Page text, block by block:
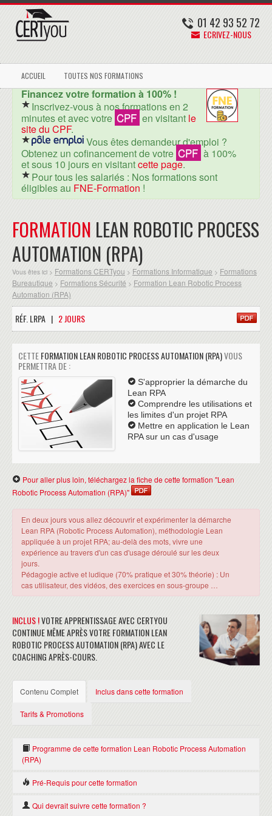
01 42 93 52 72
ECRIVEZ-NOUS
ACCUEIL TOUTES NOS FORMATIONS
Financez votre formation à 100% !
Inscrivez-vous à nos formations en 2
minutes et avec votre CPF en visitant le
site du CPF.
Vous êtes demandeur d'emploi ?
Obtenez un cofinancement de votre CPF à 100%
et sous 10 jours en visitantcette page.
Pour tous les salariés : Nos formations sont
éligibles au FNE-Formation !
FORMATION LEAN ROBOTIC PROCESS
AUTOMATION (RPA)
Vous êtes ici > Formations CERTyou > Formations Informatique > Formations
Bureautique > Formations Sécurité > Formation Lean Robotic Process
Automation (RPA)
RÉF. LRPA | 2 JOURS
CETTEFORMATION LEAN ROBOTIC PROCESS AUTOMATION (RPA)VOUS
PERMETTRA DE :
S'approprier la démarche du
Lean RPA
Comprendre les utilisations et
les limites d'un projet RPA
Mettre en application le Lean
RPA sur un cas d'usage
Pour aller plus loin, téléchargez la fiche de cette formation "Lean
Robotic Process Automation (RPA)"
En deux jours vous allez découvrir et expérimenter la démarche
Lean RPA (Robotic Process Automation), méthodologie Lean
appliquée à un projet RPA; au-delà des mots, vivre une
expérience au travers d'un cas d'usage déroulé sur les deux
jours.
Pédagogie active et ludique (70% pratique et 30% théorie) : Un
cas utilisateur, des vidéos, des exercices en sous-groupe …
INCLUS !VOTRE APPRENTISSAGE AVEC CERTYOU
CONTINUE MÊME APRÈS VOTRE FORMATION LEAN
ROBOTIC PROCESS AUTOMATION (RPA) AVEC LE
COACHING APRÈS-COURS.
Contenu Complet Inclus dans cette formation
Tarifs & Promotions
Programme de cette formation Lean Robotic Process Automation
(RPA)
LE LEAN ROBOTIC PROCESS AUTOMATION : JE DÉCOUVRE
Introduction au Lean Thinking et à la RPA
Pré-Requis pour cette formation
Aucun
Qui devrait suivre cette formation ?